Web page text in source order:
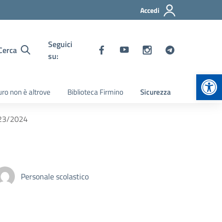
Accedi
Seguici
su:
non è altrove Biblioteca Firmino Sicurezza
2024
Personale scolastico